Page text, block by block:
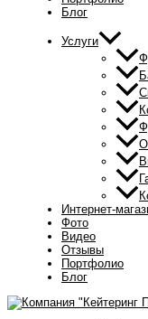
Блог
Услуги
Интернет-
Фото
Видео
Отзывы
Портфолио
Блог